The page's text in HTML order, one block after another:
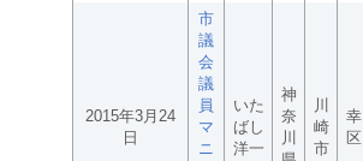
2015年3月24
日
市
議
会
議
員
マ
ニ
いた
ばし
洋一
神
奈
川
川
崎
市
幸
区